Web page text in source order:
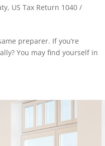
, US Tax Return 1040 /
preparer. If you’re
You may find yourself in